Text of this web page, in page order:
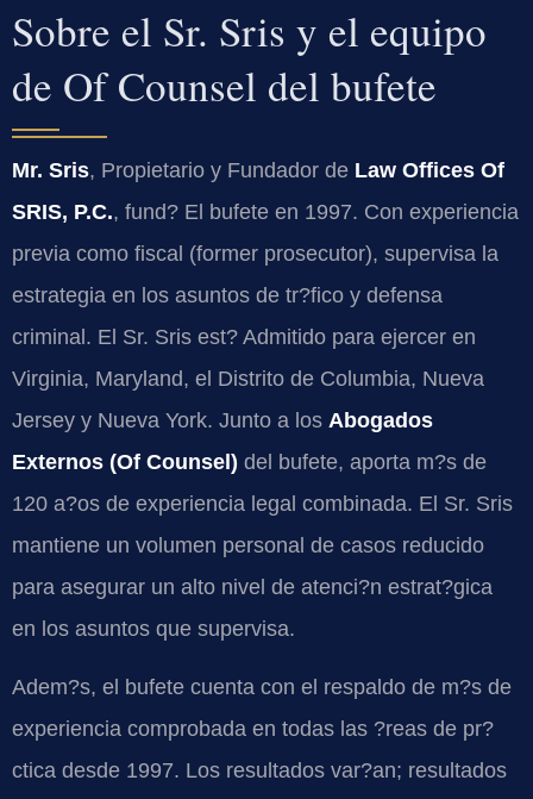
Sobre el Sr. Sris y el equipo
de Of Counsel del bufete
Mr. Sris, Propietario y Fundador de Law Offices Of
SRIS, P.C., fund? El bufete en 1997. Con experiencia
previa como fiscal (former prosecutor), supervisa la
estrategia en los asuntos de tr?fico y defensa
criminal. El Sr. Sris est? Admitido para ejercer en
Virginia, Maryland, el Distrito de Columbia, Nueva
Jersey y Nueva York. Junto a los Abogados
Externos (Of Counsel) del bufete, aporta m?s de
120 a?os de experiencia legal combinada. El Sr. Sris
mantiene un volumen personal de casos reducido
para asegurar un alto nivel de atenci?n estrat?gica
en los asuntos que supervisa.
Adem?s, el bufete cuenta con el respaldo de m?s de
experiencia comprobada en todas las ?reas de pr?
ctica desde 1997. Los resultados var?an; resultados